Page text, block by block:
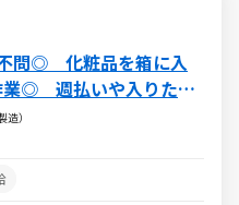
問◎ 化粧品を箱に入
業◎ 週払いや入りたい
◎
）